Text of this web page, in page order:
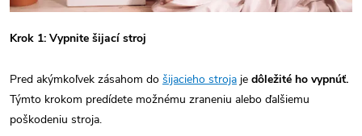
Krok 1: Vypnite šijací stroj
Pred akýmkoľvek zásahom do šijacieho stroja je dôležité ho vypnúť.
Týmto krokom predídete možnému zraneniu alebo ďalšiemu
poškodeniu stroja.